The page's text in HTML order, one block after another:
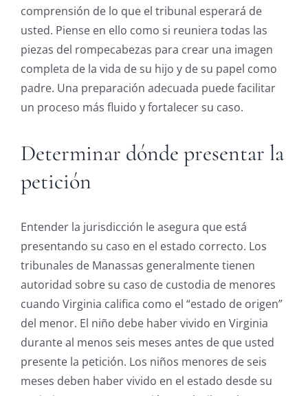
comprensión de lo que el tribunal esperará de
usted. Piense en ello como si reuniera todas las
piezas del rompecabezas para crear una imagen
completa de la vida de su hijo y de su papel como
padre. Una preparación adecuada puede facilitar
un proceso más fluido y fortalecer su caso.
Determinar dónde presentar la
petición
Entender la jurisdicción le asegura que está
presentando su caso en el estado correcto. Los
tribunales de Manassas generalmente tienen
autoridad sobre su caso de custodia de menores
cuando Virginia califica como el “estado de origen”
del menor. El niño debe haber vivido en Virginia
durante al menos seis meses antes de que usted
presente la petición. Los niños menores de seis
meses deben haber vivido en el estado desde su